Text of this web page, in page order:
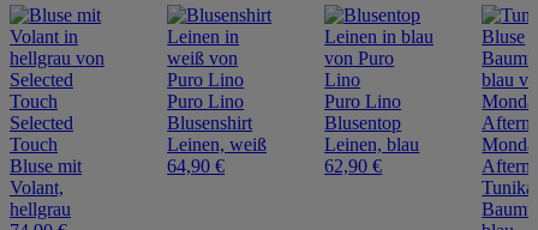
Selected
Touch
Bluse mit
Volant,
hellgrau
Puro Lino
Blusenshirt
Leinen, weiß
64,90 €
Puro Lino
Blusentop
Leinen, blau
62,90 €